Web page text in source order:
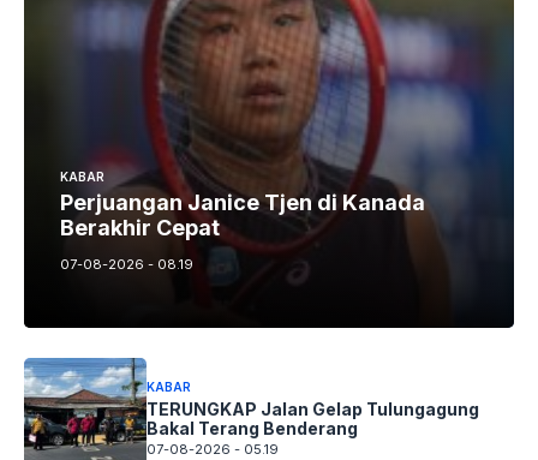
KABAR
Perjuangan Janice Tjen di Kanada
Berakhir Cepat
07-08-2026 - 08.19
KABAR
TERUNGKAP Jalan Gelap Tulungagung
Bakal Terang Benderang
07-08-2026 - 05.19